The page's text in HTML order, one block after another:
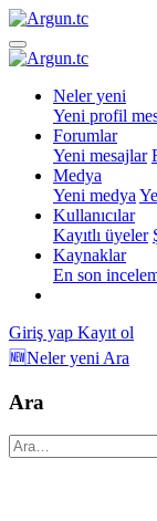
Neler yeni
Yeni profil
Forumlar
Yeni mesajlar
Medya
Yeni medya
Kullanıcılar
Kayıtlı üyeler
Kaynaklar
En son
Giriş yap Kayıt ol
🆕Neler yeni Ara
Ara